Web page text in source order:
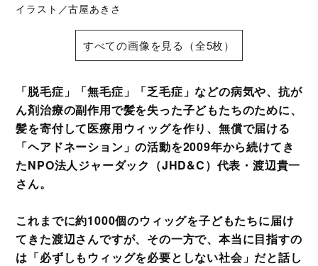
イラスト／古屋あきさ
すべての画像を見る（全5枚）
「脱毛症」「無毛症」「乏毛症」などの病気や、抗が
ん剤治療の副作用で髪を失った子どもたちのために、
髪を寄付して医療用ウィッグを作り、無償で届ける
「ヘアドネーション」の活動を2009年から続けてき
たNPO法人ジャーダック（JHD&C）代表・渡辺貴一
さん。
これまでに約1000個のウィッグを子どもたちに届け
てきた渡辺さんですが、その一方で、本当に目指すの
は「必ずしもウィッグを必要としない社会」だと話し